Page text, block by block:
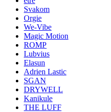
Svakom
Orgie
We-Vibe
Magic Motion
ROMP
Lubvius
Elasun
Adrien Lastic
SGAN
DRYWELL
Kanikule
THE LUFF